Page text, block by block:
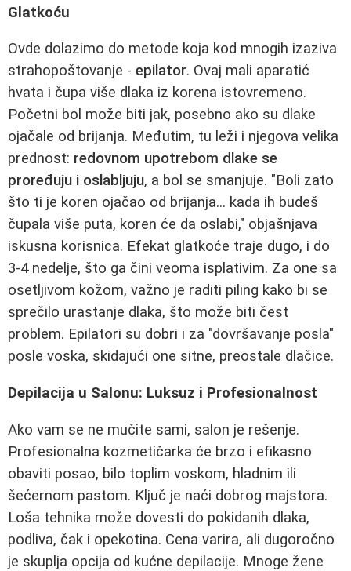
Glatkoću
Ovde dolazimo do metode koja kod mnogih izaziva
strahopoštovanje - epilator. Ovaj mali aparatić
hvata i čupa više dlaka iz korena istovremeno.
Početni bol može biti jak, posebno ako su dlake
ojačale od brijanja. Međutim, tu leži i njegova velika
prednost: redovnom upotrebom dlake se
proređuju i oslabljuju, a bol se smanjuje. "Boli zato
što ti je koren ojačao od brijanja... kada ih budeš
čupala više puta, koren će da oslabi," objašnjava
iskusna korisnica. Efekat glatkoće traje dugo, i do
3-4 nedelje, što ga čini veoma isplativim. Za one sa
osetljivom kožom, važno je raditi piling kako bi se
sprečilo urastanje dlaka, što može biti čest
problem. Epilatori su dobri i za "dovršavanje posla"
posle voska, skidajući one sitne, preostale dlačice.
Depilacija u Salonu: Luksuz i Profesionalnost
Ako vam se ne mučite sami, salon je rešenje.
Profesionalna kozmetičarka će brzo i efikasno
obaviti posao, bilo toplim voskom, hladnim ili
šećernom pastom. Ključ je naći dobrog majstora.
Loša tehnika može dovesti do pokidanih dlaka,
podliva, čak i opekotina. Cena varira, ali dugoročno
je skuplja opcija od kućne depilacije. Mnoge žene